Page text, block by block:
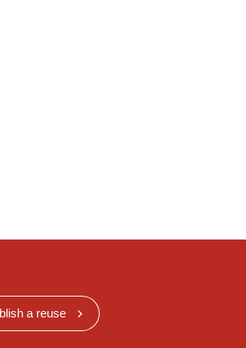
a reuse